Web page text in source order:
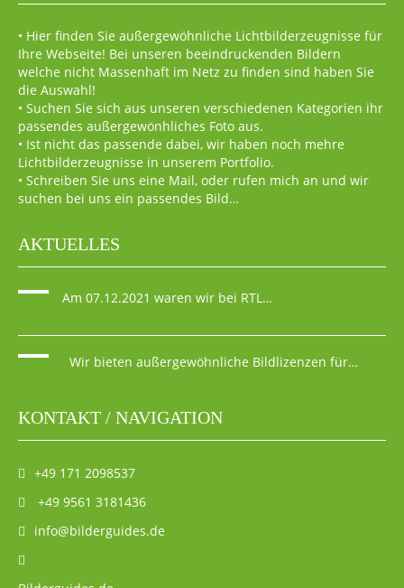
• Hier finden Sie außergewöhnliche Lichtbilderzeugnisse für
Ihre Webseite! Bei unseren beeindruckenden Bildern
welche nicht Massenhaft im Netz zu finden sind haben Sie
die Auswahl!
• Suchen Sie sich aus unseren verschiedenen Kategorien ihr
passendes außergewönhliches Foto aus.
• Ist nicht das passende dabei, wir haben noch mehre
Lichtbilderzeugnisse in unserem Portfolio.
• Schreiben Sie uns eine Mail, oder rufen mich an und wir
suchen bei uns ein passendes Bild…
AKTUELLES
Am 07.12.2021 waren wir bei RTL…
Wir bieten außergewöhnliche Bildlizenzen für…
KONTAKT / NAVIGATION
+49 171 2098537
+49 9561 3181436
info@bilderguides.de